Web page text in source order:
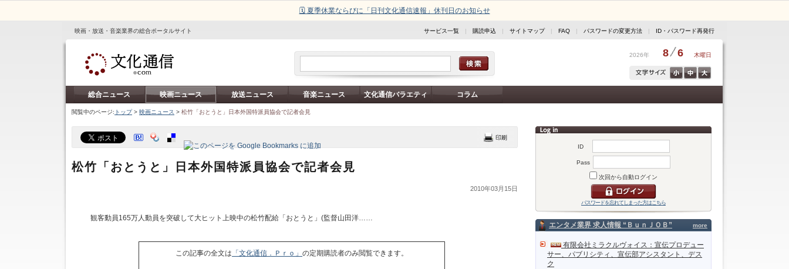
🗓️ 夏季休業ならびに「日刊文化通信速報」休刊日のお知らせ
映画・放送・音楽業界の総合ポータルサイト サービス一覧 | 購読申込 | サイトマップ| FAQ | パスワードの変更方法 | ID・パスワード再発行
2026年 8 6 木曜日
総合ニュース 映画ニュース 放送ニュース 音楽ニュース 文化通信バラエティ コラム
閲覧中のページ: トップ> 映画ニュース > 松竹「おとうと」日本外国特派員協会で記者会見
ID
Pass
次回から自動ログイン
パスワードを忘れてしまった方はこちら
more
エンタメ業界 求人情報 “ＢｕｎＪＯＢ”
有限会社ミラクルヴォイス：宣伝プロデュー
サー、パブリシティ、宣伝部アシスタント、デス
ク
松竹「おとうと」日本外国特派員協会で記者会見
2010年03月15日
観客動員165万人動員を突破して大ヒット上映中の松竹配給「おとうと」(監督山田洋……
この記事の全文は 「文化通信．Ｐｒｏ」 の定期購読者のみ閲覧できます。